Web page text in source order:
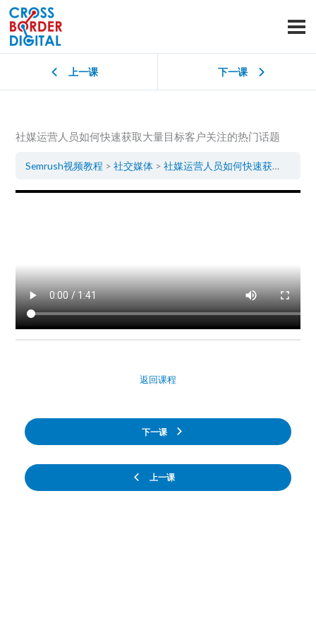
上一课 下一课
社媒运营人员如何快速获取大量目标客户关注的热门话题
Semrush视频教程 社交媒体 社媒运营人员如何快速获取大量目标客户关注的热门话题
上一课
返回课程
下一课